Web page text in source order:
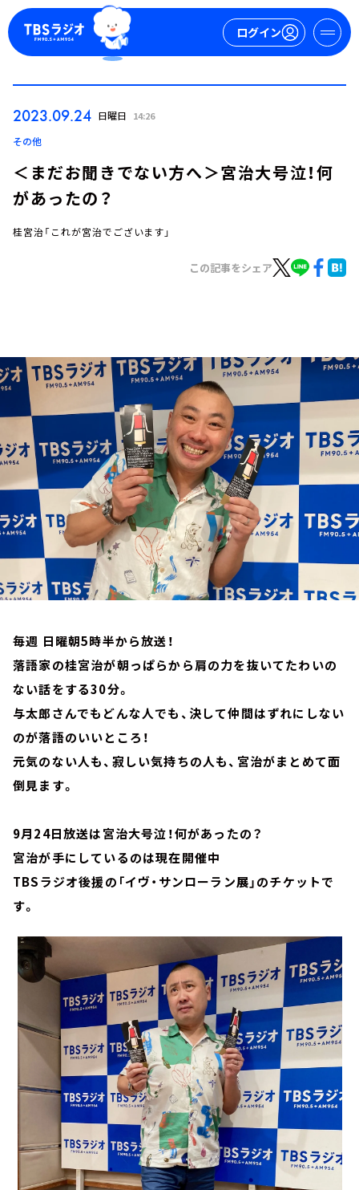
ログイン
お知らせ
イベント・グッズ
2023.09.24 日曜日 14:26
その他
＜まだお聞きでない方へ＞宮治大号泣！何
があったの？
桂宮治「これが宮治でございます」
この記事をシェア
毎週 日曜朝5時半から放送！
落語家の桂宮治が朝っぱらから肩の力を抜いてたわいの
ない話をする30分。
与太郎さんでもどんな人でも、決して仲間はずれにしない
のが落語のいいところ！
元気のない人も、寂しい気持ちの人も、宮治がまとめて面
倒見ます。
9月24日放送は宮治大号泣！何があったの？
宮治が手にしているのは現在開催中
TBSラジオ後援の「イヴ・サンローラン展」のチケットで
す。